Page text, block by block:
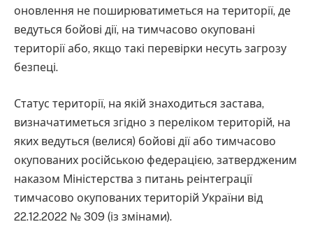
оновлення не поширюватиметься на території, де
ведуться бойові дії, на тимчасово окуповані
території або, якщо такі перевірки несуть загрозу
безпеці.
Статус території, на якій знаходиться застава,
визначатиметься згідно з переліком територій, на
яких ведуться (велися) бойові дії або тимчасово
окупованих російською федерацією, затвердженим
наказом Міністерства з питань реінтеграції
тимчасово окупованих територій України від
22.12.2022 № 309 (із змінами).